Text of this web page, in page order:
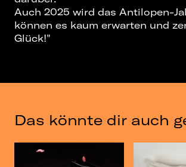
Auch 2025 wird das Antilopen-
können es kaum erwarten und
Glück!"
Das könnte dir auch